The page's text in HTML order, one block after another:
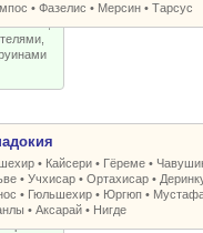
•Фазелис • Мерсин •Тарсус
с
• Кайсери • Гёреме •
•Учхисар •Ортахисар •
• Гюльшехир • Юргюп •
•Аксарай • Нигде